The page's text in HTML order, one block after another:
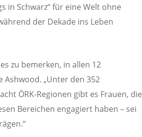
in Schwarz“ für eine Welt ohne
der Dekade ins Leben
zu bemerken, in allen 12
Ashwood. „Unter den 352
ÖRK-Regionen gibt es Frauen, die
Bereichen engagiert haben – sei